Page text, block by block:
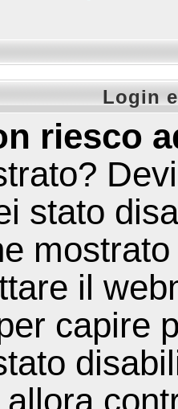
Login
riesco
stato
il
capire